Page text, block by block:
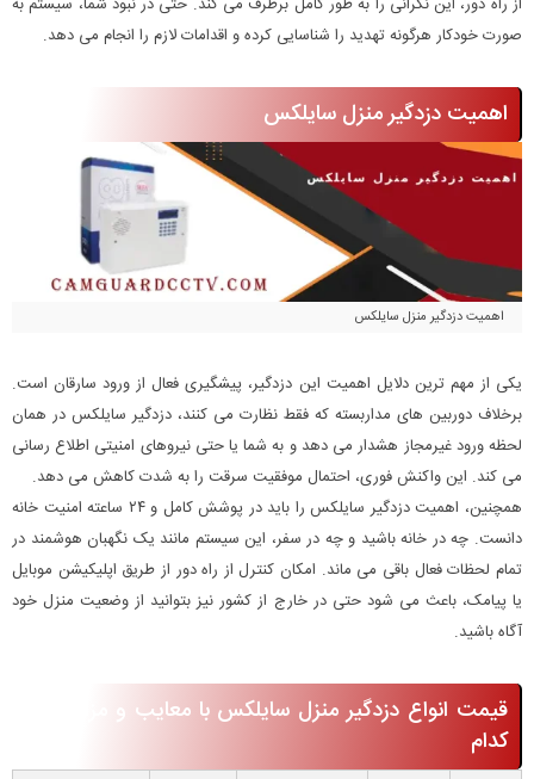
صورت خودکار هرگونه تهدید را شناسایی کرده و اقدامات لازم را انجام می دهد.
اهمیت دزدگیر منزل سایلکس
اهمیت دزدگیر منزل سایلکس
یکی از مهم ترین دلایل اهمیت این دزدگیر، پیشگیری فعال از ورود سارقان است.
برخلاف دوربین های مداربسته که فقط نظارت می کنند، دزدگیر سایلکس در همان
لحظه ورود غیرمجاز هشدار می دهد و به شما یا حتی نیروهای امنیتی اطلاع رسانی
می کند. این واکنش فوری، احتمال موفقیت سرقت را به شدت کاهش می دهد.
همچنین، اهمیت دزدگیر سایلکس را باید در پوشش کامل و ۲۴ ساعته امنیت خانه
دانست. چه در خانه باشید و چه در سفر، این سیستم مانند یک نگهبان هوشمند در
تمام لحظات فعال باقی می ماند. امکان کنترل از راه دور از طریق اپلیکیشن موبایل
یا پیامک، باعث می شود حتی در خارج از کشور نیز بتوانید از وضعیت منزل خود
آگاه باشید.
قیمت انواع دزدگیر منزل سایلکس با معایب و مزایای هر
کدام